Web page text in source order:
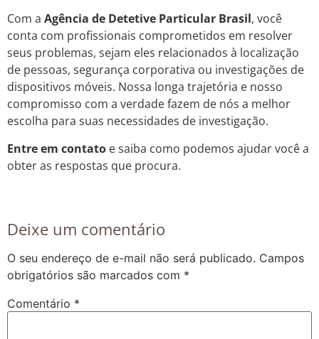
Com a Agência de Detetive Particular Brasil, você
conta com profissionais comprometidos em resolver
seus problemas, sejam eles relacionados à localização
de pessoas, segurança corporativa ou investigações de
dispositivos móveis. Nossa longa trajetória e nosso
compromisso com a verdade fazem de nós a melhor
escolha para suas necessidades de investigação.
Entre em contato e saiba como podemos ajudar você a
obter as respostas que procura.
Deixe um comentário
O seu endereço de e-mail não será publicado. Campos
obrigatórios são marcados com *
Comentário *